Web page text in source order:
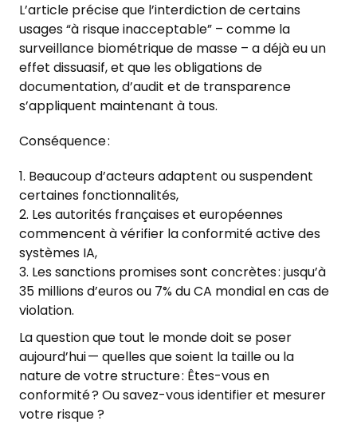
L’article précise que l’interdiction de certains
usages “à risque inacceptable” – comme la
surveillance biométrique de masse – a déjà eu un
effet dissuasif, et que les obligations de
documentation, d’audit et de transparence
s’appliquent maintenant à tous.
Conséquence :
Beaucoup d’acteurs adaptent ou suspendent
certaines fonctionnalités,
Les autorités françaises et européennes
commencent à vérifier la conformité active des
systèmes IA,
Les sanctions promises sont concrètes : jusqu’à
35 millions d’euros ou 7% du CA mondial en cas de
violation.
La question que tout le monde doit se poser
aujourd’hui — quelles que soient la taille ou la
nature de votre structure : Êtes-vous en
conformité ? Ou savez-vous identifier et mesurer
votre risque ?